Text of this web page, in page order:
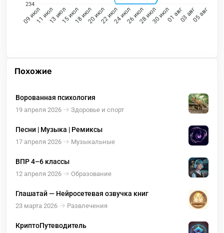
234
09 июл11 июл13 июл15 июл18 июл20 июл22 июл24 июл26 июл28 июл30 июл01 авг03 авг05 авг
Похожие
Ворованная психология
19 апреля 2026 Здоровье и спорт
Песни | Музыка | Ремиксы
17 апреля 2026 Музыкальные
ВПР 4–6 классы
12 апреля 2026 Образование
Глашатай — Нейросетевая озвучка книг
23 марта 2026 Развлечения
КриптоПутеводитель